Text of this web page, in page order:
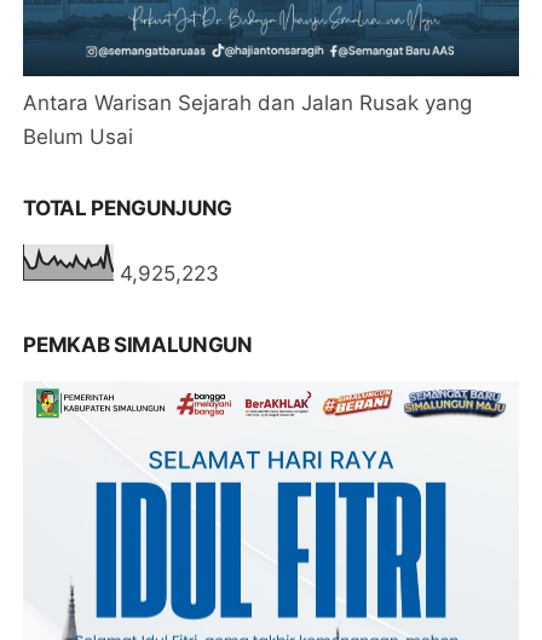
Antara Warisan Sejarah dan Jalan Rusak yang
Belum Usai
TOTAL PENGUNJUNG
4,925,223
PEMKAB SIMALUNGUN